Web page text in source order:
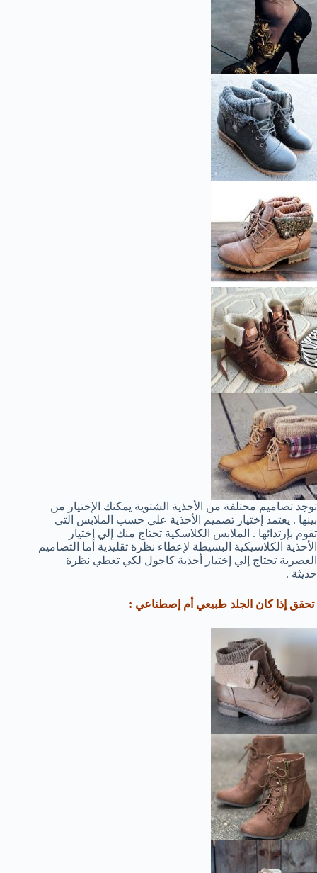
توجد تصاميم مختلفة من الأحذية الشتوية يمكنك الإختيار من
بينها . يعتمد إختيار تصميم الأحذية علي حسب الملابس التي
تقوم بإرتدائها . الملابس الكلاسكية تحتاج منك إلي إختيار
الأحذية الكلاسيكية البسيطة لإعطاء نظرة تقليدية أما التصاميم
العصرية تحتاج إلي إختيار أحذية كاجول لكي تعطي نظرة
حديثة .
تحقق إذا كان الجلد طبيعي أم إصطناعي :